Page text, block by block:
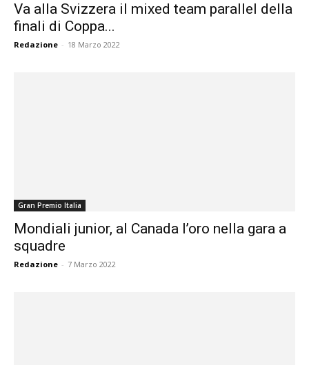
Va alla Svizzera il mixed team parallel della
finali di Coppa...
Redazione - 18 Marzo 2022
Gran Premio Italia
Mondiali junior, al Canada l’oro nella gara a
squadre
Redazione - 7 Marzo 2022